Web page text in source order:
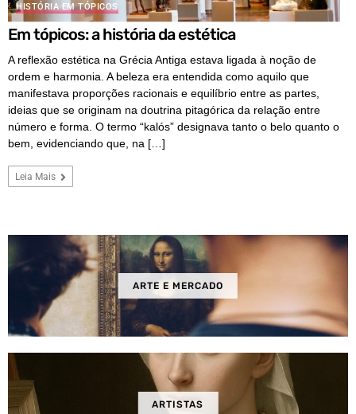
HISTÓRIA EM TÓPICOS
Em tópicos: a história da estética
A reflexão estética na Grécia Antiga estava ligada à noção de
ordem e harmonia. A beleza era entendida como aquilo que
manifestava proporções racionais e equilíbrio entre as partes,
ideias que se originam na doutrina pitagórica da relação entre
número e forma. O termo “kalós” designava tanto o belo quanto o
bem, evidenciando que, na […]
Leia Mais
ARTE E MERCADO
ARTISTAS